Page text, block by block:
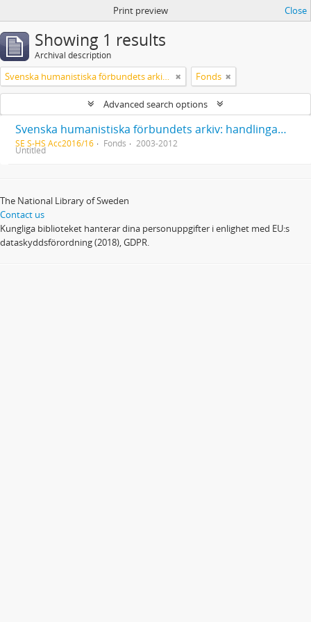
Print preview Close
Showing 1 results
Archival description
Svenska humanistiska förbundets arkiv: handlingar 2003-2012 Fonds
Advanced search options
Svenska humanistiska förbundets arkiv: handlingar 2003-2012
SE S-HS Acc2016/16 Fonds 2003-2012
Untitled
The National Library of Sweden
Contact us
Kungliga biblioteket hanterar dina personuppgifter i enlighet med EU:s
dataskyddsförordning (2018), GDPR.